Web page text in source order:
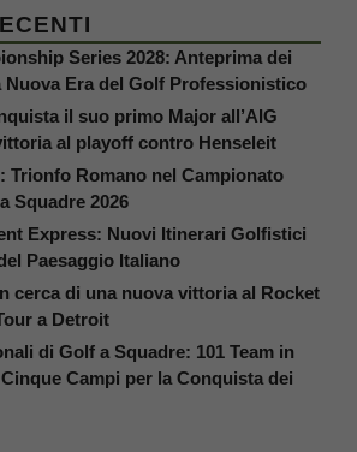
Series 2028: Anteprima dei
Nuova Era del Golf Professionistico
il suo primo Major all’AIG
al playoff contro Henseleit
Trionfo Romano nel Campionato
Squadre 2026
Express: Nuovi Itinerari Golfistici
Paesaggio Italiano
cerca di una nuova vittoria al Rocket
a Detroit
di Golf a Squadre: 101 Team in
Campi per la Conquista dei